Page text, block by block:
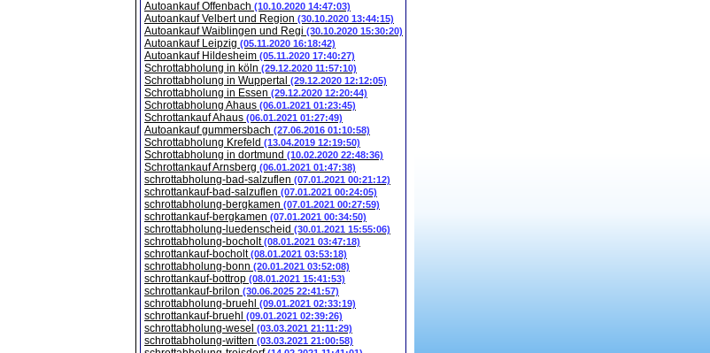
Autoankauf Offenbach (10.10.2020 14:47:03)
Autoankauf Velbert und Region (30.10.2020 13:44:15)
Autoankauf Waiblingen und Regi (30.10.2020 15:30:20)
Autoankauf Leipzig (05.11.2020 16:18:42)
Autoankauf Hildesheim (05.11.2020 17:40:27)
Schrottabholung in köln (29.12.2020 11:57:10)
Schrottabholung in Wuppertal (29.12.2020 12:12:05)
Schrottabholung in Essen (29.12.2020 12:20:44)
Schrottabholung Ahaus (06.01.2021 01:23:45)
Schrottankauf Ahaus (06.01.2021 01:27:49)
Autoankauf gummersbach (27.06.2016 01:10:58)
Schrottabholung Krefeld (13.04.2019 12:19:50)
Schrottabholung in dortmund (10.02.2020 22:48:36)
Schrottankauf Arnsberg (06.01.2021 01:47:38)
schrottabholung-bad-salzuflen (07.01.2021 00:21:12)
schrottankauf-bad-salzuflen (07.01.2021 00:24:05)
schrottabholung-bergkamen (07.01.2021 00:27:59)
schrottankauf-bergkamen (07.01.2021 00:34:50)
schrottabholung-luedenscheid (30.01.2021 15:55:06)
schrottabholung-bocholt(08.01.2021 03:47:18)
schrottankauf-bocholt(08.01.2021 03:53:18)
schrottabholung-bonn (20.01.2021 03:52:08)
schrottankauf-bottrop (08.01.2021 15:41:53)
schrottankauf-brilon (30.06.2025 22:41:57)
schrottabholung-bruehl (09.01.2021 02:33:19)
schrottankauf-bruehl (09.01.2021 02:39:26)
schrottabholung-wesel (03.03.2021 21:11:29)
schrottabholung-witten (03.03.2021 21:00:58)